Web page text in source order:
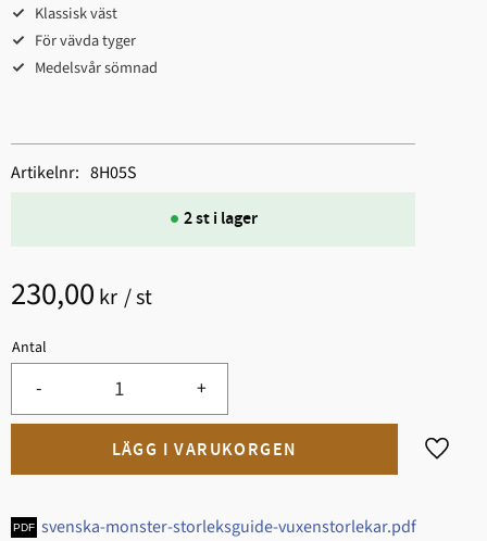
Klassisk väst​
​För vävda tyger​
Medelsvår sömnad​​
230,00 kr /st
Antal
+
-
Lägg
2 st i lager
Artikelnr 8H05S
svenska-monster-storleksguide-vuxenstorlekar.pdf